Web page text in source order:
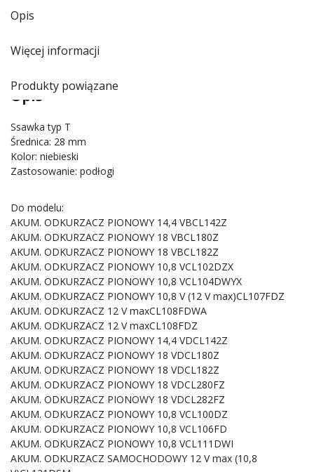
Opis
Więcej informacji
Produkty powiązane
Opis
Ssawka typ T
Średnica: 28 mm
Kolor: niebieski
Zastosowanie: podłogi
Do modelu:
AKUM. ODKURZACZ PIONOWY 14,4 VBCL142Z
AKUM. ODKURZACZ PIONOWY 18 VBCL180Z
AKUM. ODKURZACZ PIONOWY 18 VBCL182Z
AKUM. ODKURZACZ PIONOWY 10,8 VCL102DZX
AKUM. ODKURZACZ PIONOWY 10,8 VCL104DWYX
AKUM. ODKURZACZ PIONOWY 10,8 V (12 V max)CL107FDZ
AKUM. ODKURZACZ 12 V maxCL108FDWA
AKUM. ODKURZACZ 12 V maxCL108FDZ
AKUM. ODKURZACZ PIONOWY 14,4 VDCL142Z
AKUM. ODKURZACZ PIONOWY 18 VDCL180Z
AKUM. ODKURZACZ PIONOWY 18 VDCL182Z
AKUM. ODKURZACZ PIONOWY 18 VDCL280FZ
AKUM. ODKURZACZ PIONOWY 18 VDCL282FZ
AKUM. ODKURZACZ PIONOWY 10,8 VCL100DZ
AKUM. ODKURZACZ PIONOWY 10,8 VCL106FD
AKUM. ODKURZACZ PIONOWY 10,8 VCL111DWI
AKUM. ODKURZACZ SAMOCHODOWY 12 V max (10,8